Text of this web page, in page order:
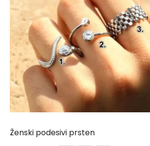
Ženski podesivi prsten